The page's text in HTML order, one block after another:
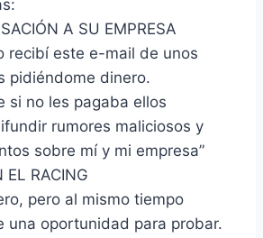
A SU EMPRESA
recibí este e-mail de unos
pidiéndome dinero.
si no les pagaba ellos
rumores maliciosos y
sobre mí y mi empresa”
EL RACING
pero al mismo tiempo
una oportunidad para probar.